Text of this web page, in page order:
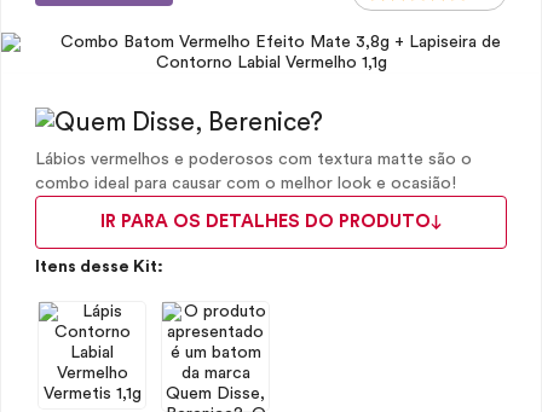
Lábios vermelhos e poderosos com textura matte são o
combo ideal para causar com o melhor look e ocasião!
IR PARA OS DETALHES DO PRODUTO
Itens desse Kit: